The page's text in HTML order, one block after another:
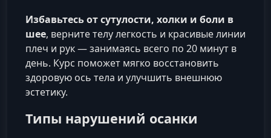
Избавьтесь от сутулости, холки и боли в
шее, верните телу легкость и красивые линии
плеч и рук — занимаясь всего по 20 минут в
день. Курс поможет мягко восстановить
здоровую ось тела и улучшить внешнюю
эстетику.
Типы нарушений осанки